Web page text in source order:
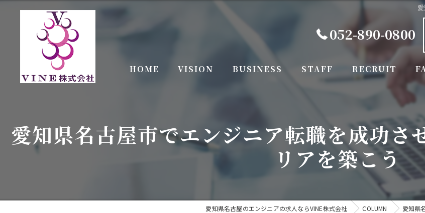
052-890-0800
HOME VISION BUSINESS STAFF RECRUIT
愛知県名古屋市でエンジニア転職を成功さ
リアを築こう
愛知県名古屋のエンジニアの求人ならVINE株式会社 COLUMN 愛知県